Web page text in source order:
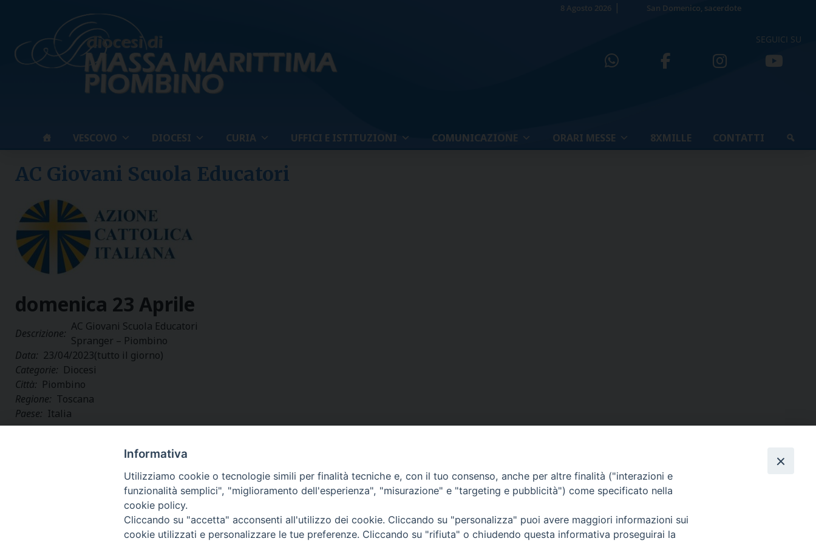
8 Agosto 2026 San Domenico, sacerdote
SEGUICI SU
VESCOVO DIOCESI CURIA UFFICI E ISTITUZIONI COMUNICAZIONE ORARI MESSE 8XMILLE CONTATTI
AC Giovani Scuola Educatori
domenica 23 Aprile
Descrizione:
AC Giovani Scuola Educatori
Spranger – Piombino
Data: 23/04/2023(tutto il giorno)
Categorie: Diocesi
Città: Piombino
Regione: Toscana
Paese: Italia
Curia Piombino:
Via Don Minzoni,58/A Tel e Fax: 0565 32036
E-mail:
Informativa
Utilizziamo cookie o tecnologie simili per finalità tecniche e, con il tuo consenso, anche per altre finalità ("interazioni e
funzionalità semplici", "miglioramento dell'esperienza", "misurazione" e "targeting e pubblicità") come specificato nella
cookie policy.
Cliccando su "accetta" acconsenti all'utilizzo dei cookie. Cliccando su "personalizza" puoi avere maggiori informazioni sui
cookie utilizzati e personalizzare le tue preferenze. Cliccando su "rifiuta" o chiudendo questa informativa proseguirai la